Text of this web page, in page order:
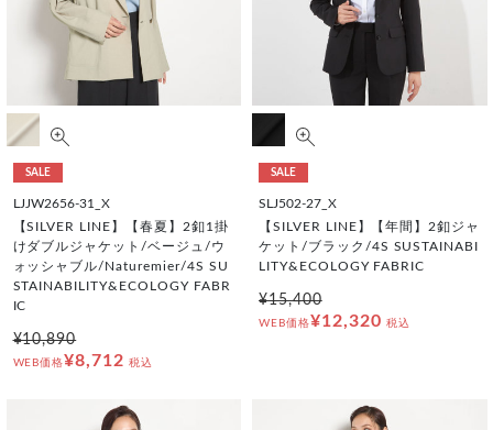
SALE
LJJW2656-31_X
【SILVER LINE】【春夏】2釦1掛
けダブルジャケット/ベージュ/ウ
ォッシャブル/Naturemier/4S SU
STAINABILITY&ECOLOGY FABR
IC
¥10,890
WEB価格¥8,712 税込
SALE
SLJ502-27_X
【SILVER LINE】【年間】2釦ジャ
ケット/ブラック/4S SUSTAINABI
LITY&ECOLOGY FABRIC
¥15,400
WEB価格¥12,320 税込